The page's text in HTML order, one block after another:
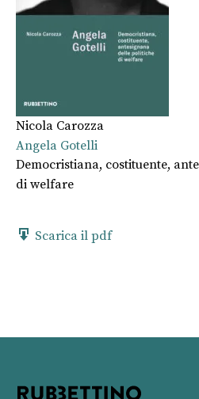
Nicola Carozza
Angela Gotelli
Democristiana, costituente,
di welfare
Scarica il pdf